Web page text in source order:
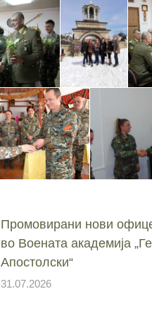
Промовирани нови
во Воената академија
Апостолски“
31.07.2026